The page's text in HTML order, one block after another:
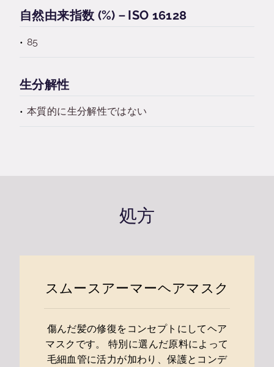
自然由来指数 (%)－ISO 16128
85
生分解性
本質的に生分解性ではない
処方
スムースアーマーヘアマスク
傷んだ髪の修復をコンセプトにしてヘア
マスクです。 特別に選んだ原料によって
毛細血管に活力が加わり、保護とコンデ